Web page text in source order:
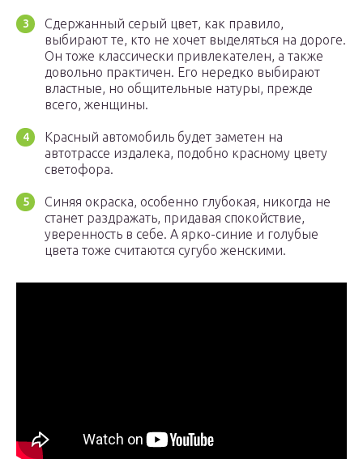
Сдержанный серый цвет, как правило,
выбирают те, кто не хочет выделяться на дороге.
Он тоже классически привлекателен, а также
довольно практичен. Его нередко выбирают
властные, но общительные натуры, прежде
всего, женщины.
Красный автомобиль будет заметен на
автотрассе издалека, подобно красному цвету
светофора.
Синяя окраска, особенно глубокая, никогда не
станет раздражать, придавая спокойствие,
уверенность в себе. А ярко-синие и голубые
цвета тоже считаются сугубо женскими.